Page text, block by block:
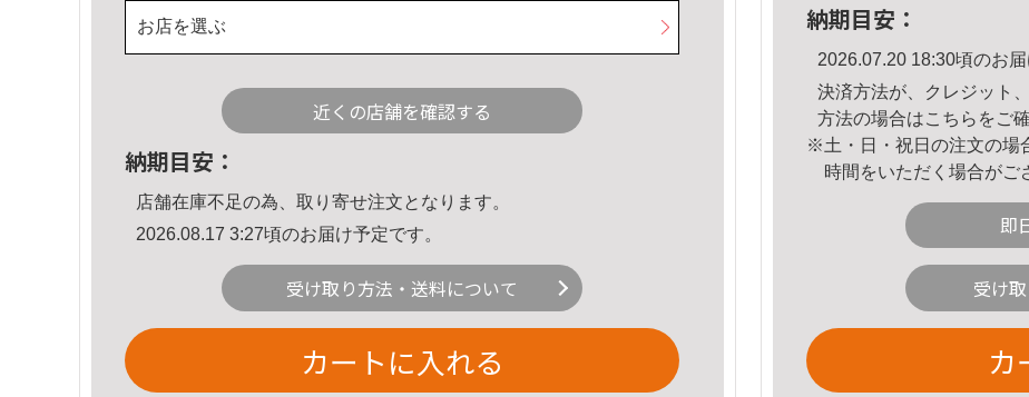
お店を選ぶ
近くの店舗を確認する
納期目安：
店舗在庫不足の為、取り寄せ注文となります。
2026.08.17 3:27頃のお届け予定です。
受け取り方法・送料について
カートに入れる
納期目安：
2026.07.20 18:30頃のお届
決済方法が、クレジット
方法の場合はこちら をご
※土・日・祝日の注文の場
時間をいただく場合がご
即
受け
カ